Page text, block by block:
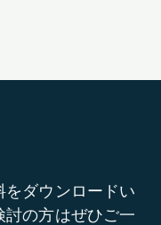
ダウンロードい
の方はぜひご一